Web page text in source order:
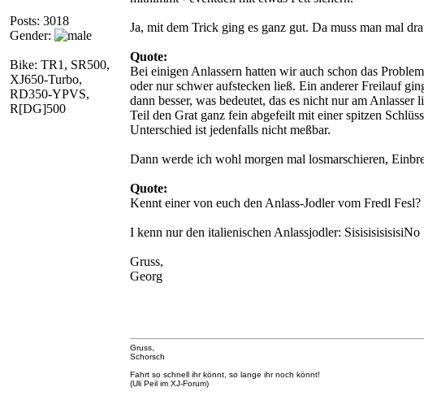
Posts: 3018
Gender:
Bike: TR1, SR500,
XJ650-Turbo,
RD350-YPVS,
R[DG]500
Ja, mit dem Trick ging es ganz gut. Da muss man mal
Quote:
Bei einigen Anlassern hatten wir auch schon das
oder nur schwer aufstecken ließ. Ein anderer Freilauf
dann besser, was bedeutet, das es nicht nur am Anlasser
Teil den Grat ganz fein abgefeilt mit einer spitzen
Unterschied ist jedenfalls nicht meßbar.
Dann werde ich wohl morgen mal losmarschieren,
Quote:
Kennt einer von euch den Anlass-Jodler vom Fredl Fesl?
I kenn nur den italienischen Anlassjodler: SisisisisisisiNo
Gruss,
Georg
Gruss,
Schorsch
Fahrt so schnell ihr könnt, so lange ihr noch könnt!
(Uli Peil im XJ-Forum)